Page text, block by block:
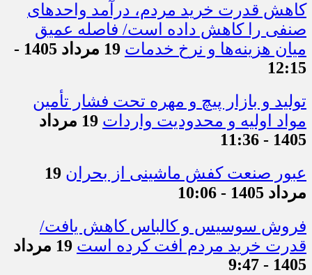
کاهش قدرت خرید مردم، درآمد واحدهای
صنفی را کاهش داده است/ فاصله عمیق
میان هزینه‌ها و نرخ خدمات
19 مرداد 1405 -
12:15
تولید و بازار پیچ و مهره تحت فشار تأمین
مواد اولیه و محدودیت واردات
19 مرداد
1405 - 11:36
عبور صنعت کفش ماشینی از بحران 19
مرداد 1405 - 10:06
فروش سوسیس و کالباس کاهش یافت/
قدرت خرید مردم افت کرده است
19 مرداد
1405 - 9:47